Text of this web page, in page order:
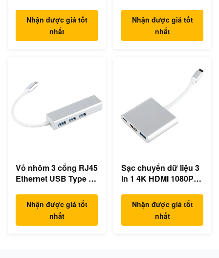
Nhận được giá tốt
nhất
Docking Station
Nhận được giá tốt
nhất
Vỏ nhôm 3 cổng RJ45
Ethernet USB Type C
Nhận được giá tốt
nhất
Sạc chuyển dữ liệu 3
In 1 4K HDMI 1080P
Nhận được giá tốt
nhất